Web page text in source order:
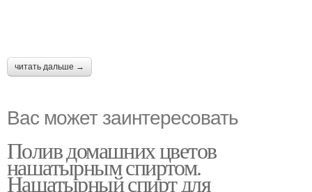
читать дальше →
Вас может заинтересовать
Полив домашних цветов
нашатырным спиртом.
Нашатырный спирт для